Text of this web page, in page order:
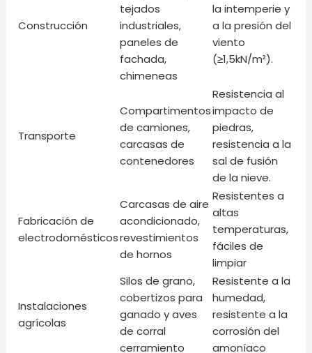
Construcción
tejados
industriales,
paneles de
fachada,
chimeneas
la intemperie y
a la presión del
viento
(≥1,5kN/m²).
Transporte
Compartimentos
de camiones,
carcasas de
contenedores
Resistencia al
impacto de
piedras,
resistencia a la
sal de fusión
de la nieve.
Fabricación de
electrodomésticos
Carcasas de aire
acondicionado,
revestimientos
de hornos
Resistentes a
altas
temperaturas,
fáciles de
limpiar
Instalaciones
agrícolas
Silos de grano,
cobertizos para
ganado y aves
de corral
cerramiento
Resistente a la
humedad,
resistente a la
corrosión del
amoníaco